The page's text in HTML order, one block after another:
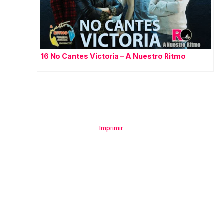
16 No Cantes Victoria – A Nuestro Ritmo
Imprimir